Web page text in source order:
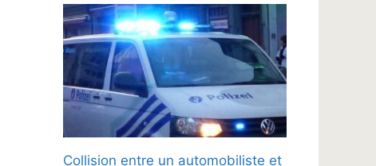
Collision entre un automobiliste et